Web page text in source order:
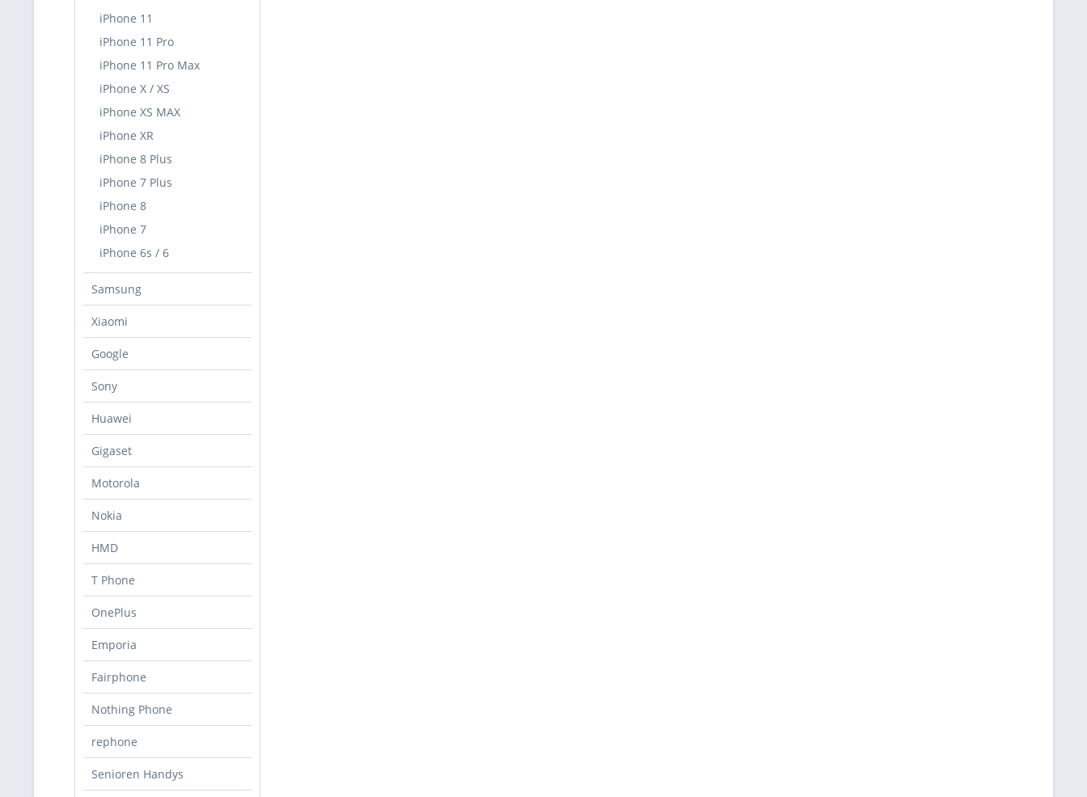
iPhone 11
iPhone 11 Pro
iPhone 11 Pro Max
iPhone X / XS
iPhone XS MAX
iPhone XR
iPhone 8 Plus
iPhone 7 Plus
iPhone 8
iPhone 7
iPhone 6s / 6
Samsung
Xiaomi
Google
Sony
Huawei
Gigaset
Motorola
Nokia
HMD
T Phone
OnePlus
Emporia
Fairphone
Nothing Phone
rephone
Senioren Handys